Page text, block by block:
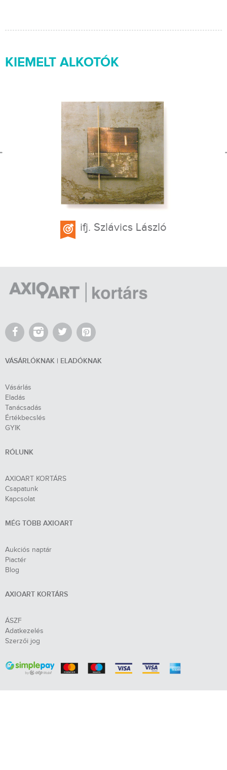
KIEMELT ALKOTÓK
ifj. Szlávics László
VÁSÁRLÓKNAK | ELADÓKNAK
Vásárlás
Eladás
Tanácsadás
Értékbecslés
GYIK
RÓLUNK
AXIOART KORTÁRS
Csapatunk
Kapcsolat
MÉG TÖBB AXIOART
Aukciós naptár
Piactér
Blog
AXIOART KORTÁRS
ÁSZF
Adatkezelés
Szerzői jog